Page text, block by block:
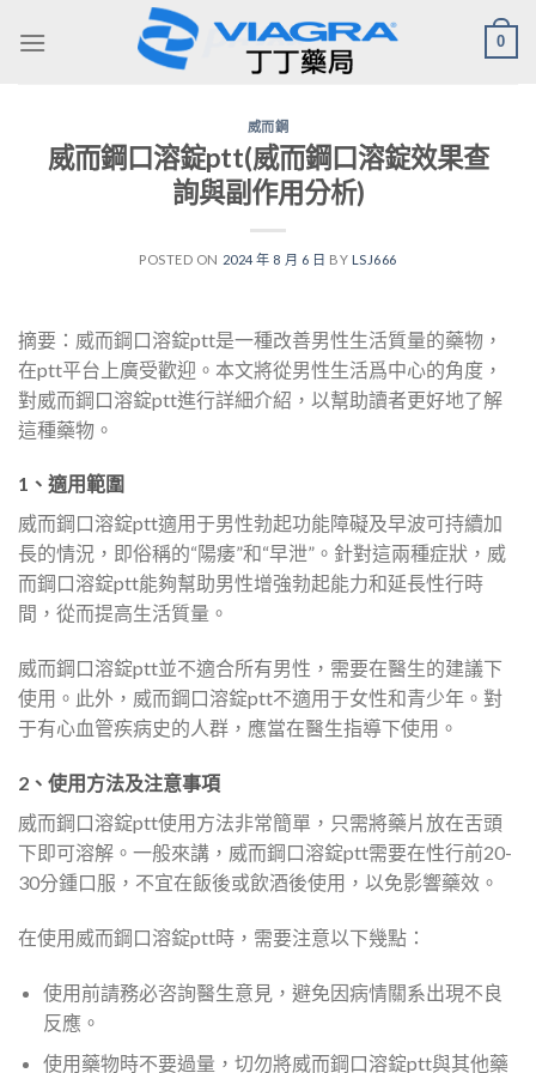
0
威而鋼
威而鋼口溶錠ptt(威而鋼口溶錠效果查
詢與副作用分析)
POSTED ON 2024 年 8 月 6 日 BY LSJ666
摘要：威而鋼口溶錠ptt是一種改善男性生活質量的藥物，
在ptt平台上廣受歡迎。本文將從男性生活爲中心的角度，
對威而鋼口溶錠ptt進行詳細介紹，以幫助讀者更好地了解
這種藥物。
1、適用範圍
威而鋼口溶錠ptt適用于男性勃起功能障礙及早波可持續加
長的情況，即俗稱的“陽痿”和“早泄”。針對這兩種症狀，威
而鋼口溶錠ptt能夠幫助男性增強勃起能力和延長性行時
間，從而提高生活質量。
威而鋼口溶錠ptt並不適合所有男性，需要在醫生的建議下
使用。此外，威而鋼口溶錠ptt不適用于女性和青少年。對
于有心血管疾病史的人群，應當在醫生指導下使用。
2、使用方法及注意事項
威而鋼口溶錠ptt使用方法非常簡單，只需將藥片放在舌頭
下即可溶解。一般來講，威而鋼口溶錠ptt需要在性行前20-
30分鍾口服，不宜在飯後或飲酒後使用，以免影響藥效。
在使用威而鋼口溶錠ptt時，需要注意以下幾點：
使用前請務必咨詢醫生意見，避免因病情關系出現不良
反應。
使用藥物時不要過量，切勿將威而鋼口溶錠ptt與其他藥